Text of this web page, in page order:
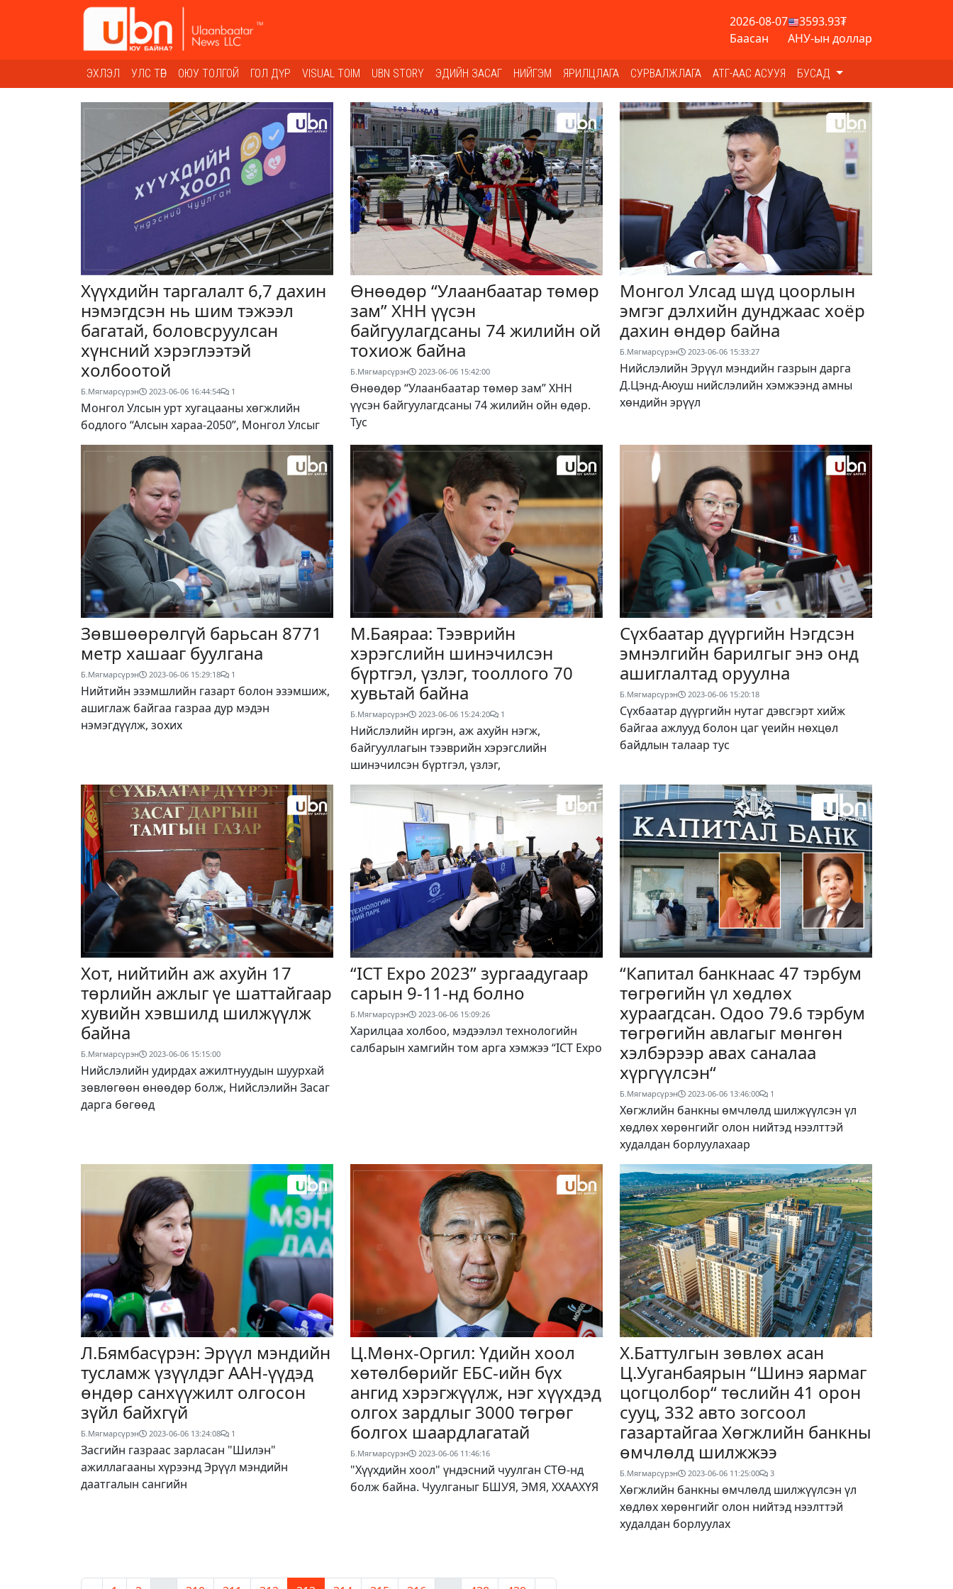
2026-08-07
Баасан
3593.93₮
АНУ-ын доллар
ЭХЛЭЛ УЛС ТӨР ОЮУ ТОЛГОЙ ГОЛ ДҮР VISUAL TOIM UBN STORY ЭДИЙН ЗАСАГ НИЙГЭМ ЯРИЛЦЛАГА СУРВАЛЖЛАГА АТГ-ААС АСУУЯ БУСАД
Хүүхдийн таргалалт 6,7 дахин
нэмэгдсэн нь шим тэжээл
багатай, боловсруулсан
хүнсний хэрэглээтэй
холбоотой
Б.Мягмарсүрэн 2023-06-06 16:44:54 1
Монгол Улсын урт хугацааны хөгжлийн
бодлого “Алсын хараа-2050”, Монгол Улсыг
Өнөөдөр “Улаанбаатар төмөр
зам” ХНН үүсэн
байгуулагдсаны 74 жилийн ой
тохиож байна
Б.Мягмарсүрэн 2023-06-06 15:42:00
Өнөөдөр “Улаанбаатар төмөр зам” ХНН
үүсэн байгуулагдсаны 74 жилийн ойн өдөр.
Тус
Монгол Улсад шүд цоорлын
эмгэг дэлхийн дунджаас хоёр
дахин өндөр байна
Б.Мягмарсүрэн 2023-06-06 15:33:27
Нийслэлийн Эрүүл мэндийн газрын дарга
Д.Цэнд-Аюуш нийслэлийн хэмжээнд амны
хөндийн эрүүл
Зөвшөөрөлгүй барьсан 8771
метр хашааг буулгана
Б.Мягмарсүрэн 2023-06-06 15:29:18 1
Нийтийн эзэмшлийн газарт болон эзэмшиж,
ашиглаж байгаа газраа дур мэдэн
нэмэгдүүлж, зохих
М.Баяраа: Тээврийн
хэрэгслийн шинэчилсэн
бүртгэл, үзлэг, тооллого 70
хувьтай байна
Б.Мягмарсүрэн 2023-06-06 15:24:20 1
Нийслэлийн иргэн, аж ахуйн нэгж,
байгууллагын тээврийн хэрэгслийн
шинэчилсэн бүртгэл, үзлэг,
Сүхбаатар дүүргийн Нэгдсэн
эмнэлгийн барилгыг энэ онд
ашиглалтад оруулна
Б.Мягмарсүрэн 2023-06-06 15:20:18
Сүхбаатар дүүргийн нутаг дэвсгэрт хийж
байгаа ажлууд болон цаг үеийн нөхцөл
байдлын талаар тус
Хот, нийтийн аж ахуйн 17
төрлийн ажлыг үе шаттайгаар
хувийн хэвшилд шилжүүлж
байна
Б.Мягмарсүрэн 2023-06-06 15:15:00
Нийслэлийн удирдах ажилтнуудын шуурхай
зөвлөгөөн өнөөдөр болж, Нийслэлийн Засаг
дарга бөгөөд
“ICT Expo 2023” зургаадугаар
сарын 9-11-нд болно
Б.Мягмарсүрэн 2023-06-06 15:09:26
Харилцаа холбоо, мэдээлэл технологийн
салбарын хамгийн том арга хэмжээ “ICT Expo
“Капитал банкнаас 47 тэрбум
төгрөгийн үл хөдлөх
хураагдсан. Одоо 79.6 тэрбум
төгрөгийн авлагыг мөнгөн
хэлбэрээр авах саналаа
хүргүүлсэн“
Б.Мягмарсүрэн 2023-06-06 13:46:00 1
Хөгжлийн банкны өмчлөлд шилжүүлсэн үл
хөдлөх хөрөнгийг олон нийтэд нээлттэй
худалдан борлуулахаар
Л.Бямбасүрэн: Эрүүл мэндийн
тусламж үзүүлдэг ААН-үүдэд
өндөр санхүүжилт олгосон
зүйл байхгүй
Б.Мягмарсүрэн 2023-06-06 13:24:08 1
Засгийн газраас зарласан "Шилэн"
ажиллагааны хүрээнд Эрүүл мэндийн
даатгалын сангийн
Ц.Мөнх-Оргил: Үдийн хоол
хөтөлбөрийг ЕБС-ийн бүх
ангид хэрэгжүүлж, нэг хүүхдэд
олгох зардлыг 3000 төгрөг
болгох шаардлагатай
Б.Мягмарсүрэн 2023-06-06 11:46:16
"Хүүхдийн хоол" үндэсний чуулган СТӨ-нд
болж байна. Чуулганыг БШУЯ, ЭМЯ, ХХААХҮЯ
Х.Баттулгын зөвлөх асан
Ц.Ууганбаярын “Шинэ яармаг
цогцолбор“ төслийн 41 орон
сууц, 332 авто зогсоол
газартайгаа Хөгжлийн банкны
өмчлөлд шилжжээ
Б.Мягмарсүрэн 2023-06-06 11:25:00 3
Хөгжлийн банкны өмчлөлд шилжүүлсэн үл
хөдлөх хөрөнгийг олон нийтэд нээлттэй
худалдан борлуулах